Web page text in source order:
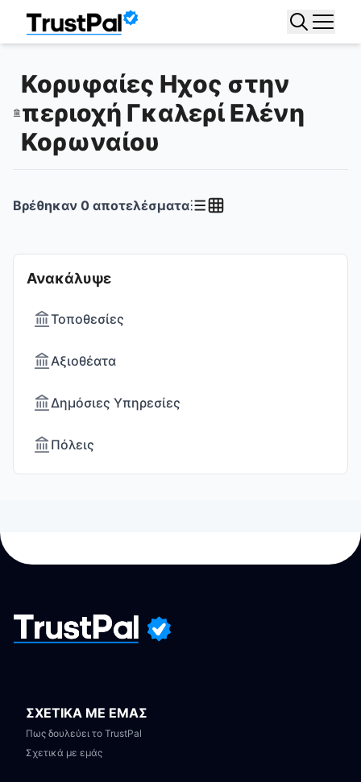
Κορυφαίες Ηχος στην
περιοχή Γκαλερί Ελένη
Κορωναίου
Ανακάλυψε
Τοποθεσίες
Αξιοθέατα
Δημόσιες Υπηρεσίες
Πόλεις
Βρέθηκαν 0 αποτελέσματα
ΣΧΕΤΙΚΑ ΜΕ ΕΜΑΣ
Πως δουλεύει το TrustPal
Σχετικά με εμάς